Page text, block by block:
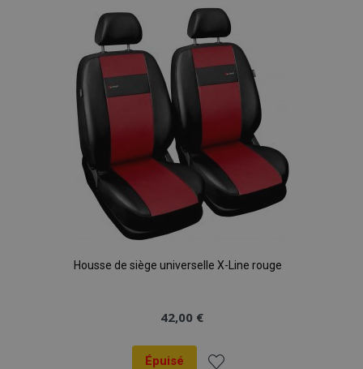
d'achats
Housse de siège universelle X-Line rouge
42,00 €
Épuisé